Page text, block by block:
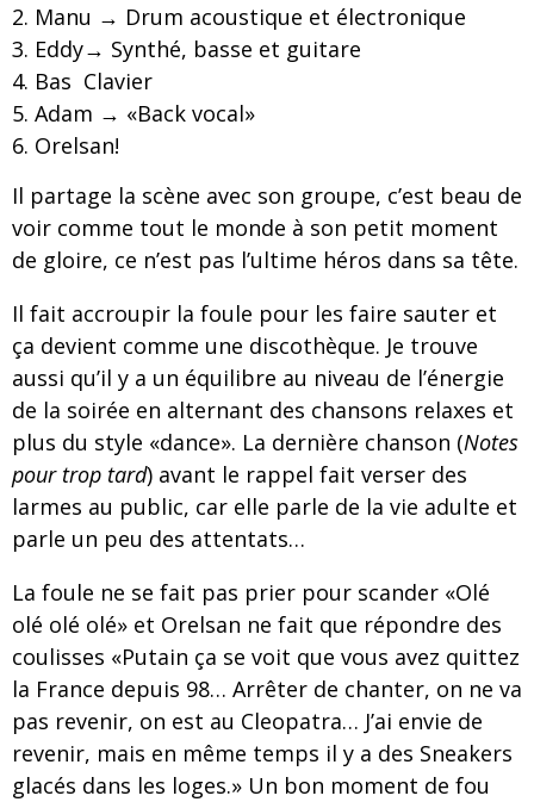
Manu → Drum acoustique et électronique
Eddy→ Synthé, basse et guitare
Bas Clavier
Adam → «Back vocal»
Orelsan!
Il partage la scène avec son groupe, c’est beau de
voir comme tout le monde à son petit moment
de gloire, ce n’est pas l’ultime héros dans sa tête.
Il fait accroupir la foule pour les faire sauter et
ça devient comme une discothèque. Je trouve
aussi qu’il y a un équilibre au niveau de l’énergie
de la soirée en alternant des chansons relaxes et
plus du style «dance». La dernière chanson (Notes
pour trop tard) avant le rappel fait verser des
larmes au public, car elle parle de la vie adulte et
parle un peu des attentats…
La foule ne se fait pas prier pour scander «Olé
olé olé olé» et Orelsan ne fait que répondre des
coulisses «Putain ça se voit que vous avez quittez
la France depuis 98… Arrêter de chanter, on ne va
pas revenir, on est au Cleopatra… J’ai envie de
revenir, mais en même temps il y a des Sneakers
glacés dans les loges.» Un bon moment de fou